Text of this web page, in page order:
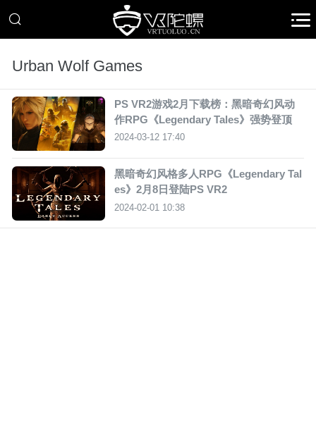
Urban Wolf Games
PS VR2游戏2月下载榜：黑暗奇幻风动
作RPG《Legendary Tales》强势登顶
2024-03-12 17:40
黑暗奇幻风格多人RPG《Legendary Tal
es》2月8日登陆PS VR2
2024-02-01 10:38